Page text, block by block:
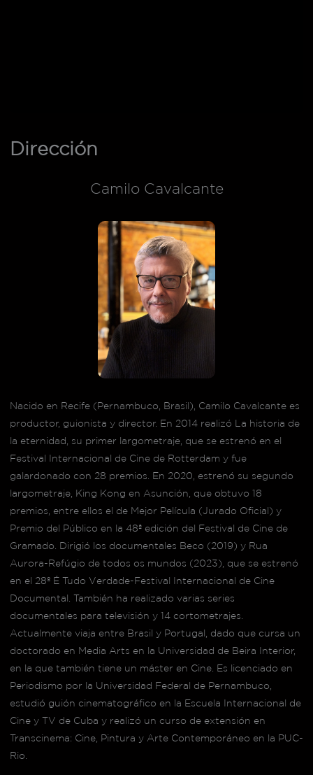
Dirección
Camilo Cavalcante
Nacido en Recife (Pernambuco, Brasil), Camilo Cavalcante es
productor, guionista y director. En 2014 realizó La historia de
la eternidad, su primer largometraje, que se estrenó en el
Festival Internacional de Cine de Rotterdam y fue
galardonado con 28 premios. En 2020, estrenó su segundo
largometraje, King Kong en Asunción, que obtuvo 18
premios, entre ellos el de Mejor Película (Jurado Oficial) y
Premio del Público en la 48ª edición del Festival de Cine de
Gramado. Dirigió los documentales Beco (2019) y Rua
Aurora-Refúgio de todos os mundos (2023), que se estrenó
en el 28º É Tudo Verdade-Festival Internacional de Cine
Documental. También ha realizado varias series
documentales para televisión y 14 cortometrajes.
Actualmente viaja entre Brasil y Portugal, dado que cursa un
doctorado en Media Arts en la Universidad de Beira Interior,
en la que también tiene un máster en Cine. Es licenciado en
Periodismo por la Universidad Federal de Pernambuco,
estudió guión cinematográfico en la Escuela Internacional de
Cine y TV de Cuba y realizó un curso de extensión en
Transcinema: Cine, Pintura y Arte Contemporáneo en la PUC-
Rio.